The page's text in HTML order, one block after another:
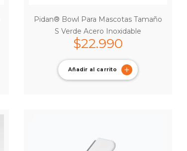
Pidan® Bowl Para Mascotas Tamaño
S Verde Acero Inoxidable
$22.990
Añadir al carrito